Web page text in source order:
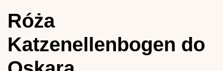
Róża
Katzenellenbogen do